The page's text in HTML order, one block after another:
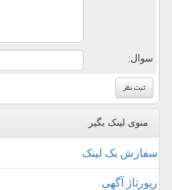
سوال:
منوی لینک بگیر
سفارش بک لینک
رپورتاژ آگهی